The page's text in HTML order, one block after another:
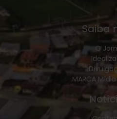
Saiba
O
MARCA